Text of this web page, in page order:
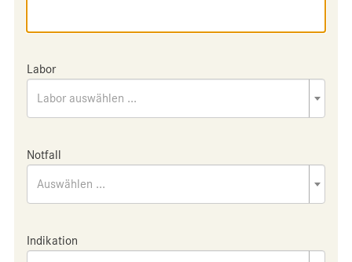
Labor
Labor auswählen ...
Notfall
Auswählen ...
Indikation